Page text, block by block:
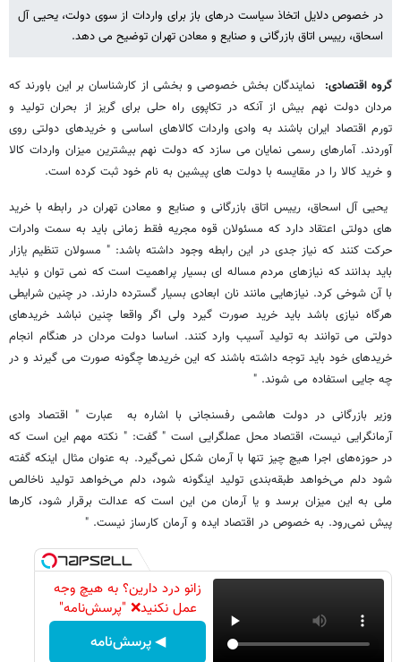
در خصوص دلایل اتخاذ سیاست درهای باز برای واردات از سوی دولت، یحیی آل
اسحاق، رییس اتاق بازرگانی و صنایع و معادن تهران توضیح می دهد.
گروه اقتصادی: نمایندگان بخش خصوصی و بخشی از کارشناسان بر این باورند که
مردان دولت نهم بیش از آنکه در تکاپوی راه حلی برای گریز از بحران تولید و
تورم اقتصاد ایران باشند به وادی واردات کالاهای اساسی و خریدهای دولتی روی
آوردند. آمارهای رسمی نمایان می سازد که دولت نهم بیشترین میزان واردات کالا
و خرید کالا را در مقایسه با دولت های پیشین به نام خود ثبت کرده است.
یحیی آل اسحاق، رییس اتاق بازرگانی و صنایع و معادن تهران در رابطه با خرید
های دولتی اعتقاد دارد که مسئولان قوه مجریه فقط زمانی باید به سمت وادرات
حرکت کنند که نیاز جدی در این رابطه وجود داشته باشد: " مسولان تنظیم یازار
باید بدانند که نیازهای مردم مساله ای بسیار پراهمیت است که نمی توان و نباید
با آن شوخی کرد. نیازهایی مانند نان ابعادی بسیار گسترده دارند. در چنین شرایطی
هرگاه نیازی باشد باید خرید صورت گیرد ولی اگر واقعا چنین نباشد خریدهای
دولتی می توانند به تولید آسیب وارد کنند. اساسا دولت مردان در هنگام انجام
خریدهای خود باید توجه داشته باشند که این خریدها چگونه صورت می گیرند و در
چه جایی استفاده می شوند. "
وزیر بازرگانی در دولت هاشمی رفسنجانی با اشاره به عبارت " اقتصاد وادی
آرمانگرایی نیست، اقتصاد محل عملگرایی است " گفت: " نکته مهم این است که
در حوزه‌‏های اجرا هیچ چیز تنها با آرمان شکل نمی‌‏گیرد. به عنوان مثال اینکه گفته
شود دلم می‌‏خواهد طبقه‌‏بندی تولید اینگونه شود، دلم می‌‏خواهد تولید ناخالص
ملی به این میزان برسد و یا آرمان من این است که عدالت برقرار شود، کارها
پیش نمی‌‏رود. به خصوص در اقتصاد ایده و آرمان کارساز نیست. "
زانو درد دارین؟ به هیچ وجه
عمل نکنید❌ "پرسش‌نامه"
◀ پرسش‌نامه